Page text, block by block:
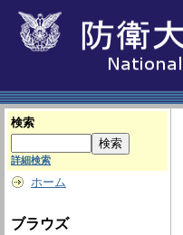
検索
詳細検索
ホーム
ブラウズ